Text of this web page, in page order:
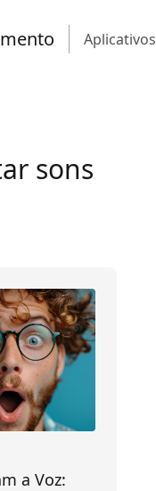
Aplicativos
sons
a Voz: